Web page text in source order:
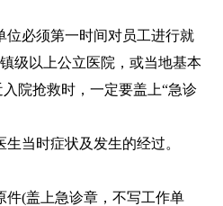
位必须第一时间对员工进行就
级以上公立医院，或当地基本
院抢救时，一定要盖上“急诊
当时症状及发生的经过。
件(盖上急诊章，不写工作单